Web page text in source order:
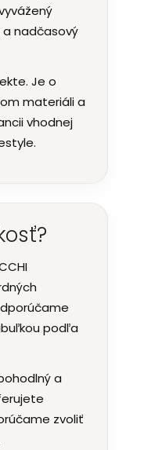
nadčasový
Je o
materiáli a
vhodnej
podľa
a
zvoliť